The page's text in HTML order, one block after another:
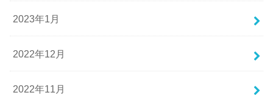
2023年1月
2022年12月
2022年11月